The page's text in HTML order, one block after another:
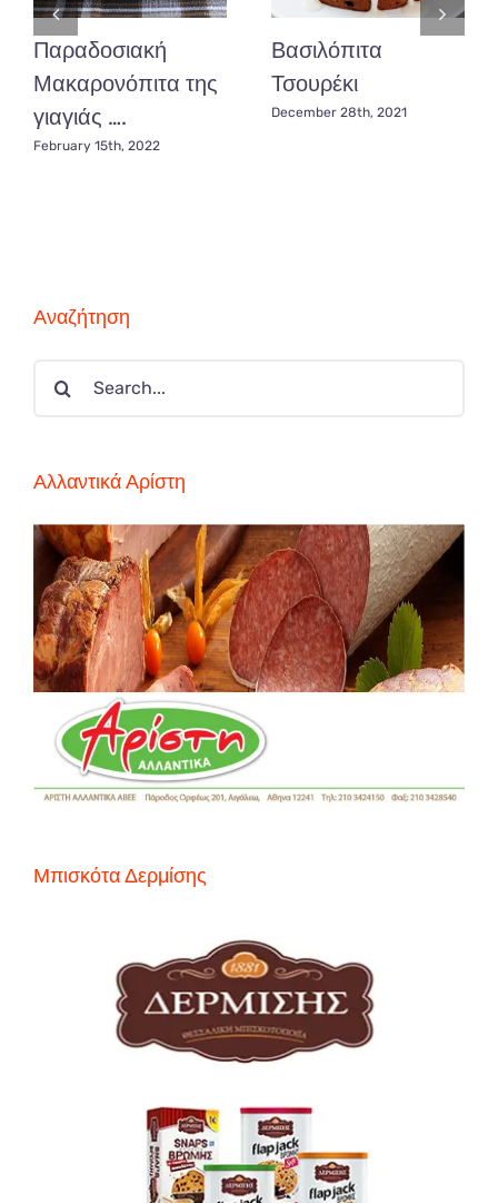
Παραδοσιακή
Μακαρονόπιτα της
γιαγιάς ….
February 15th, 2022
Βασιλόπιτα
Τσουρέκι
December 28th, 2021
Αναζήτηση
Search
Αλλαντικά Αρίστη
Μπισκότα Δερμίσης